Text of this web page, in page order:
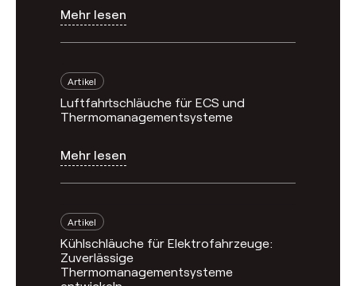
Mehr lesen
Artikel
Luftfahrtschläuche für ECS und
Thermomanagementsysteme
Mehr lesen
Artikel
Kühlschläuche für Elektrofahrzeuge:
Zuverlässige
Thermomanagementsysteme